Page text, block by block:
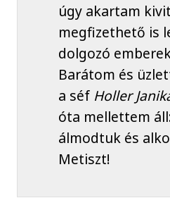
úgy akartam
megfizethető is
dolgozó
Barátom és
a séf Holler
óta mellettem
álmodtuk és
Metiszt!